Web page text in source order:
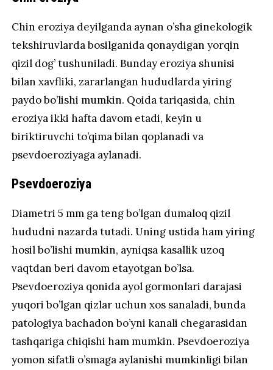
Chin eroziya deyilganda aynan o’sha ginekologik
tekshiruvlarda bosilganida qonaydigan yorqin
qizil dog’ tushuniladi. Bunday eroziya shunisi
bilan xavfliki, zararlangan hududlarda yiring
paydo bo’lishi mumkin. Qoida tariqasida, chin
eroziya ikki hafta davom etadi, keyin u
biriktiruvchi to’qima bilan qoplanadi va
psevdoeroziyaga aylanadi.
Psevdoeroziya
Diametri 5 mm ga teng bo’lgan dumaloq qizil
hududni nazarda tutadi. Uning ustida ham yiring
hosil bo’lishi mumkin, ayniqsa kasallik uzoq
vaqtdan beri davom etayotgan bo’lsa.
Psevdoeroziya qonida ayol gormonlari darajasi
yuqori bo’lgan qizlar uchun xos sanaladi, bunda
patologiya bachadon bo’yni kanali chegarasidan
tashqariga chiqishi ham mumkin. Psevdoeroziya
yomon sifatli o’smaga aylanishi mumkinligi bilan